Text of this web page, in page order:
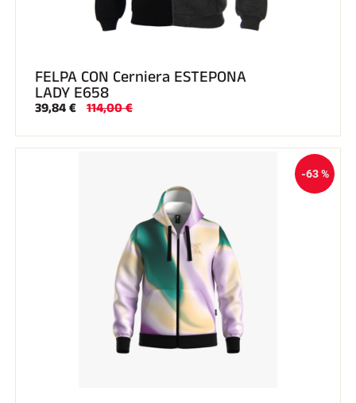
FELPA CON Cerniera ESTEPONA
LADY E658
39,84 € 114,00 €
-63 %